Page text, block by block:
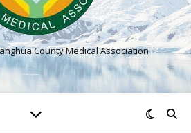
County Medical Association